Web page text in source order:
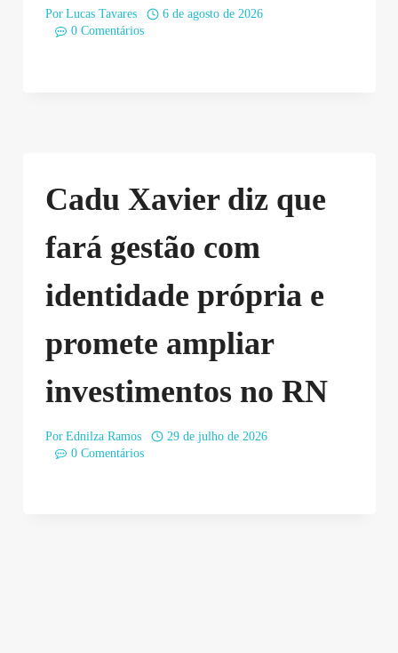
Por Lucas Tavares
6 de agosto de 2026
0 Comentários
Cadu Xavier diz que
fará gestão com
identidade própria e
promete ampliar
investimentos no RN
Por Ednilza Ramos
29 de julho de 2026
0 Comentários